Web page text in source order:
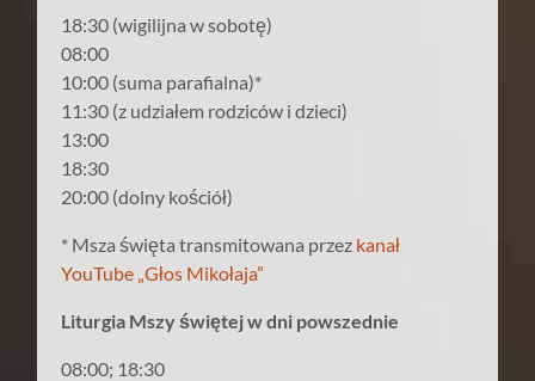
18:30 (wigilijna w sobotę)
08:00
10:00 (suma parafialna)*
11:30 (z udziałem rodziców i dzieci)
13:00
18:30
20:00 (dolny kościół)
* Msza święta transmitowana przez kanał
YouTube „Głos Mikołaja”
Liturgia Mszy świętej w dni powszednie
08:00; 18:30